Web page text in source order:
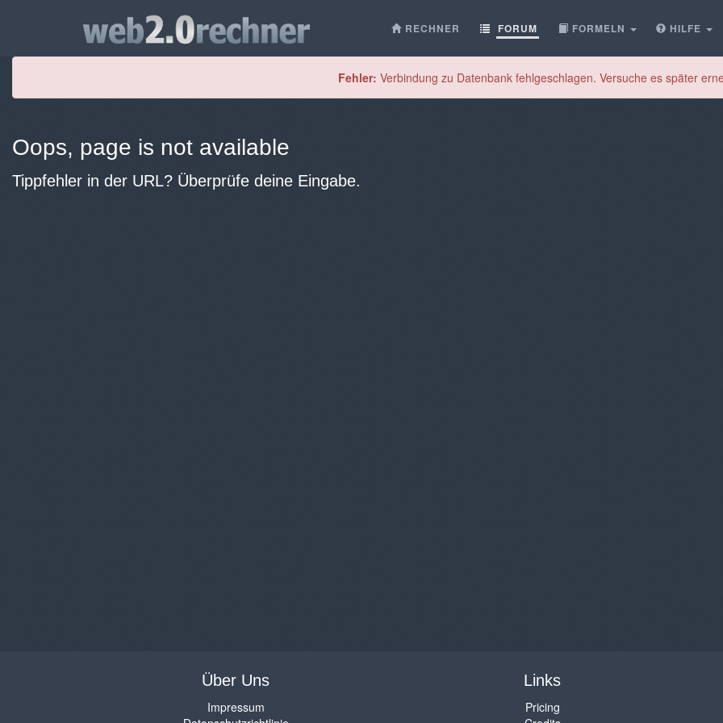
RECHNER FORUM FORMELN HILFE
Fehler: Verbindung zu Datenbank fehlgeschlagen. Versuche es später
Oops, page is not available
Tippfehler in der URL? Überprüfe deine Eingabe.
Über Uns
Impressum
Links
Pricing